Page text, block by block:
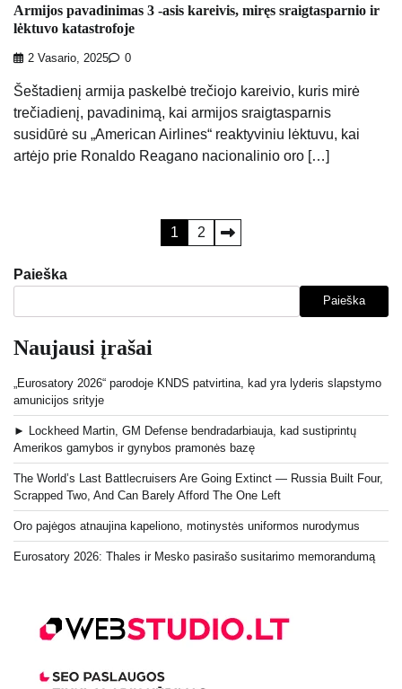
Armijos pavadinimas 3 -asis kareivis, miręs sraigtasparnio ir
lėktuvo katastrofoje
2 Vasario, 2025 0
Šeštadienį armija paskelbė trečiojo kareivio, kuris mirė
trečiadienį, pavadinimą, kai armijos sraigtasparnis
susidūrė su „American Airlines“ reaktyviniu lėktuvu, kai
artėjo prie Ronaldo Reagano nacionalinio oro […]
puslapiavimas
1 2
Paieška
Paieška
Naujausi įrašai
„Eurosatory 2026“ parodoje KNDS patvirtina, kad yra lyderis slapstymo
amunicijos srityje
► Lockheed Martin, GM Defense bendradarbiauja, kad sustiprintų
Amerikos gamybos ir gynybos pramonės bazę
The World’s Last Battlecruisers Are Going Extinct — Russia Built Four,
Scrapped Two, And Can Barely Afford The One Left
Oro pajėgos atnaujina kapeliono, motinystės uniformos nurodymus
Eurosatory 2026: Thales ir Mesko pasirašo susitarimo memorandumą